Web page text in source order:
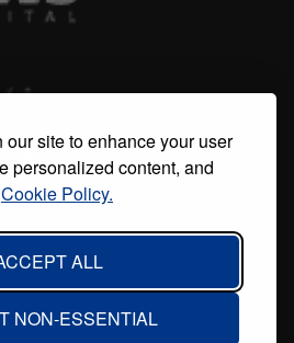
site to enhance your user
personalized content, and
Cookie Policy.
ALL
NON-ESSENTIAL